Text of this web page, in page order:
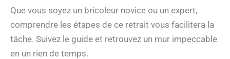
Que vous soyez un bricoleur novice ou un expert,
comprendre les étapes de ce retrait vous facilitera la
tâche. Suivez le guide et retrouvez un mur impeccable
en un rien de temps.